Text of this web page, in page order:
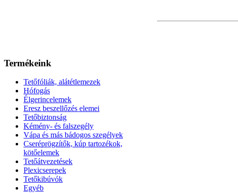
Termékeink
Tetőfóliák, alátétlemezek
Hófogás
Élgerincelemek
Eresz beszellőzés elemei
Tetőbiztonság
Kémény- és falszegély
Vápa és más bádogos szegélyek
Cseréprögzítők, kúp tartozékok,
kötőelemek
Tetőátvezetések
Plexicserepek
Tetőkibúvók
Egyéb